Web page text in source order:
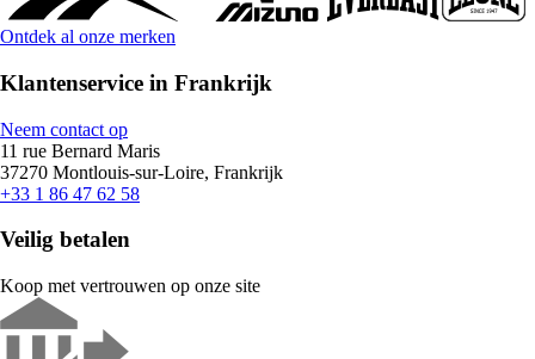
Ontdek al onze merken
Klantenservice in Frankrijk
Neem contact op
11 rue Bernard Maris
37270 Montlouis-sur-Loire, Frankrijk
+33 1 86 47 62 58
Veilig betalen
Koop met vertrouwen op onze site